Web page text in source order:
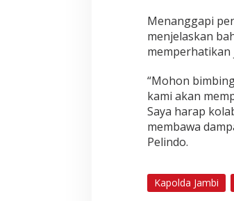
H
e
a
2
P
T
P
e
d
o
Menanggapi
menjelaskan
“Mohon
kami akan
Saya harap
membawa
Pelindo.
Kapolda Jambi